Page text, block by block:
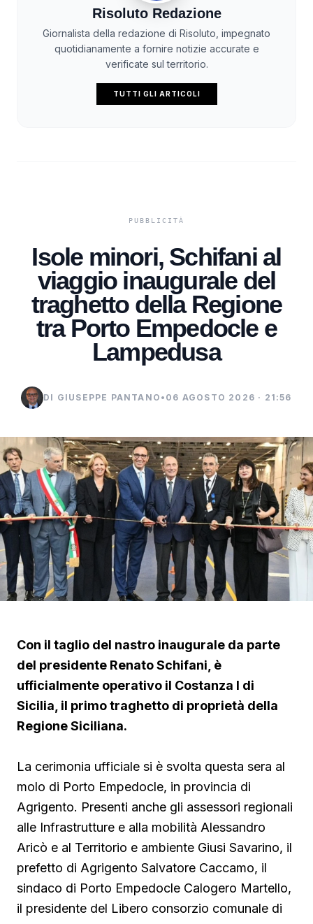
Risoluto Redazione
Giornalista della redazione di Risoluto, impegnato
quotidianamente a fornire notizie accurate e
verificate sul territorio.
TUTTI GLI ARTICOLI
Isole minori, Schifani al
viaggio inaugurale del
traghetto della Regione
tra Porto Empedocle e
Lampedusa
DI GIUSEPPE PANTANO • 06 AGOSTO 2026 · 21:56
Con il taglio del nastro inaugurale da parte
del presidente Renato Schifani, è
ufficialmente operativo il Costanza I di
Sicilia, il primo traghetto di proprietà della
Regione Siciliana.
La cerimonia ufficiale si è svolta questa sera al
molo di Porto Empedocle, in provincia di
Agrigento. Presenti anche gli assessori regionali
alle Infrastrutture e alla mobilità Alessandro
Aricò e al Territorio e ambiente Giusi Savarino, il
prefetto di Agrigento Salvatore Caccamo, il
sindaco di Porto Empedocle Calogero Martello,
il presidente del Libero consorzio comunale di